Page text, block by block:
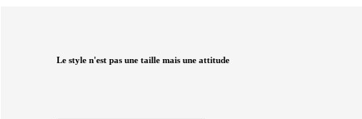
Le style n'est pas une taille mais une attitude